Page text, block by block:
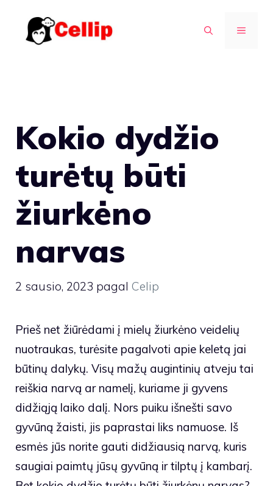
turinio
MENIU
Kokio dydžio
turėtų būti
žiurkėno
narvas
2 sausio, 2023 pagal Celip
Prieš net žiūrėdami į mielų žiurkėno veidelių
nuotraukas, turėsite pagalvoti apie keletą jai
būtinų dalykų. Visų mažų augintinių atveju tai
reiškia narvą ar namelį, kuriame ji gyvens
didžiąją laiko dalį. Nors puiku išnešti savo
gyvūną žaisti, jis paprastai liks namuose. Iš
esmės jūs norite gauti didžiausią narvą, kuris
saugiai paimtų jūsų gyvūną ir tilptų į kambarį.